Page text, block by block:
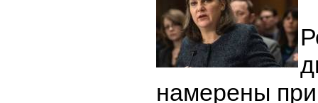
намерены